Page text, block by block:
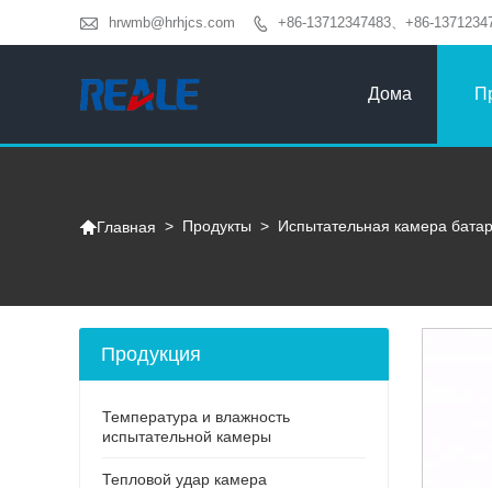
 hrwmb@hrhjcs.com  +86-13712347483、+86-
Дома
Главная > Продукты > Испытательная камера
Продукция
Температура и влажность
испытательной камеры
Тепловой удар камера